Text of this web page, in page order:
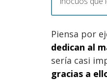
Piensa por
dedican al
sería casi
gracias a